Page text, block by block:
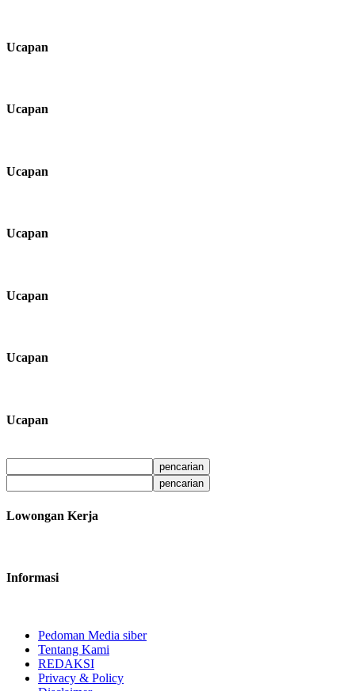
Ucapan
Ucapan
Ucapan
Ucapan
Ucapan
Ucapan
Ucapan
Lowongan Kerja
Informasi
Pedoman Media siber
Tentang Kami
REDAKSI
Privacy & Policy